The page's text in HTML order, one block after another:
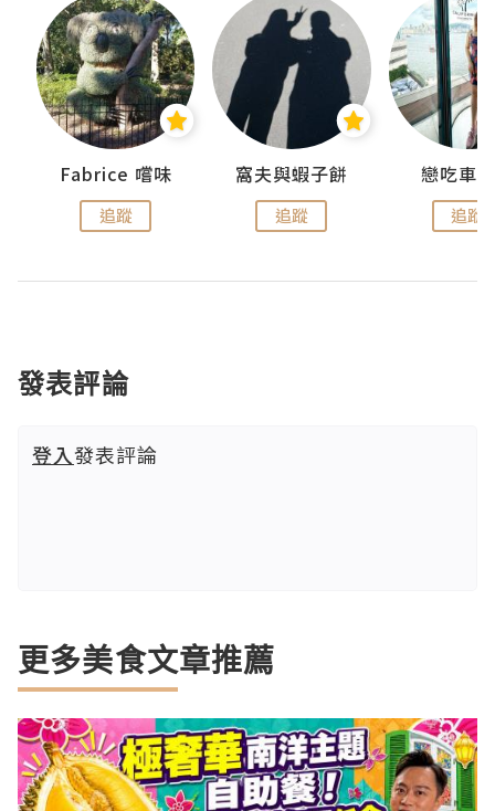
Fabrice 嚐味
追蹤
窩夫與蝦子餅
追蹤
戀吃車
追蹤
發表評論
登入發表評論
更多美食文章推薦